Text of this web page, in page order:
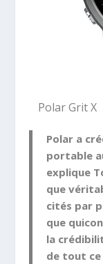
Polar Grit X
Polar a
portable
explique
que
cités par
que
la
de tout ce